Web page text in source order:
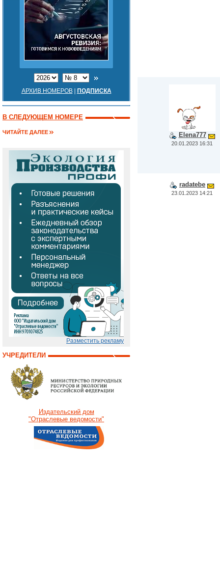
АРХИВ НОМЕРОВ| ПОДПИСКА
В СЛЕДУЮЩЕМ НОМЕРЕ
ЧИТАЙТЕ ДАЛЕЕ
Разместить рекламу
УЧРЕДИТЕЛИ
Издательский дом
"Отраслевые ведомости"
Elena777
20.01.2023 16:31
radatebe
23.01.2023 14:21